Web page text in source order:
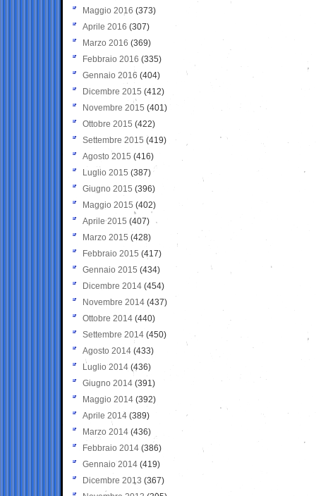
Maggio 2016 (373)
Aprile 2016 (307)
Marzo 2016 (369)
Febbraio 2016 (335)
Gennaio 2016 (404)
Dicembre 2015 (412)
Novembre 2015 (401)
Ottobre 2015 (422)
Settembre 2015 (419)
Agosto 2015 (416)
Luglio 2015 (387)
Giugno 2015 (396)
Maggio 2015 (402)
Aprile 2015 (407)
Marzo 2015 (428)
Febbraio 2015 (417)
Gennaio 2015 (434)
Dicembre 2014 (454)
Novembre 2014 (437)
Ottobre 2014 (440)
Settembre 2014 (450)
Agosto 2014 (433)
Luglio 2014 (436)
Giugno 2014 (391)
Maggio 2014 (392)
Aprile 2014 (389)
Marzo 2014 (436)
Febbraio 2014 (386)
Gennaio 2014 (419)
Dicembre 2013 (367)